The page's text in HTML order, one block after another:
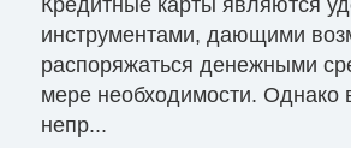
инструментами, дающими
распоряжаться денежными
мере необходимости. Однако
непр...